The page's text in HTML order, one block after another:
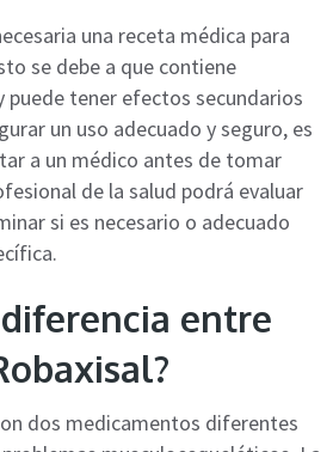
una receta médica para
se debe a que contiene
puede tener efectos secundarios
un uso adecuado y seguro, es
a un médico antes de tomar
de la salud podrá evaluar
si es necesario o adecuado
entre
dos medicamentos diferentes